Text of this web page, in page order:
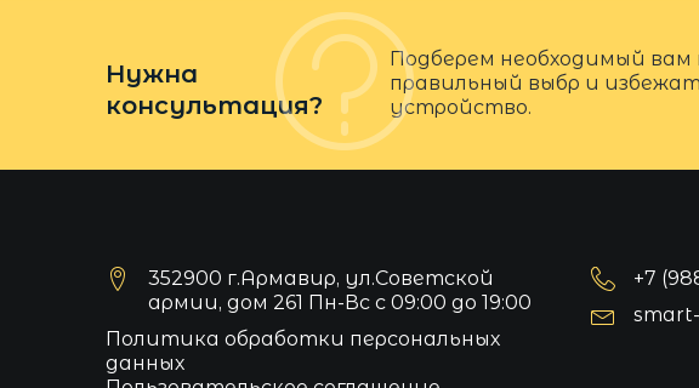
Нужна
консультация?
Подберем необходимый
правильный выбр и
устройство.
352900 г.Армавир, ул.Советской
армии, дом 261 Пн-Вс с 09:00 до 19:00
Политика обработки персональных
данных
+7